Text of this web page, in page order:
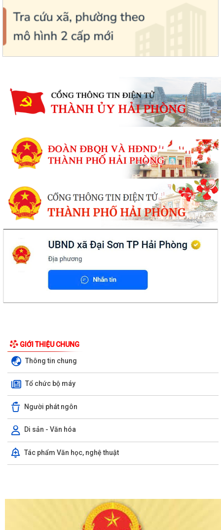
GIỚI THIỆU CHUNG
Thông tin chung
Tổ chức bộ máy
Người phát ngôn
Di sản - Văn hóa
Tác phẩm Văn học, nghệ thuật